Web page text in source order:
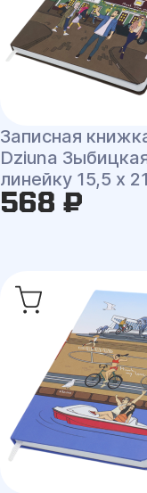
Записная
Dziuna
линейку 15,5 x
568 ₽